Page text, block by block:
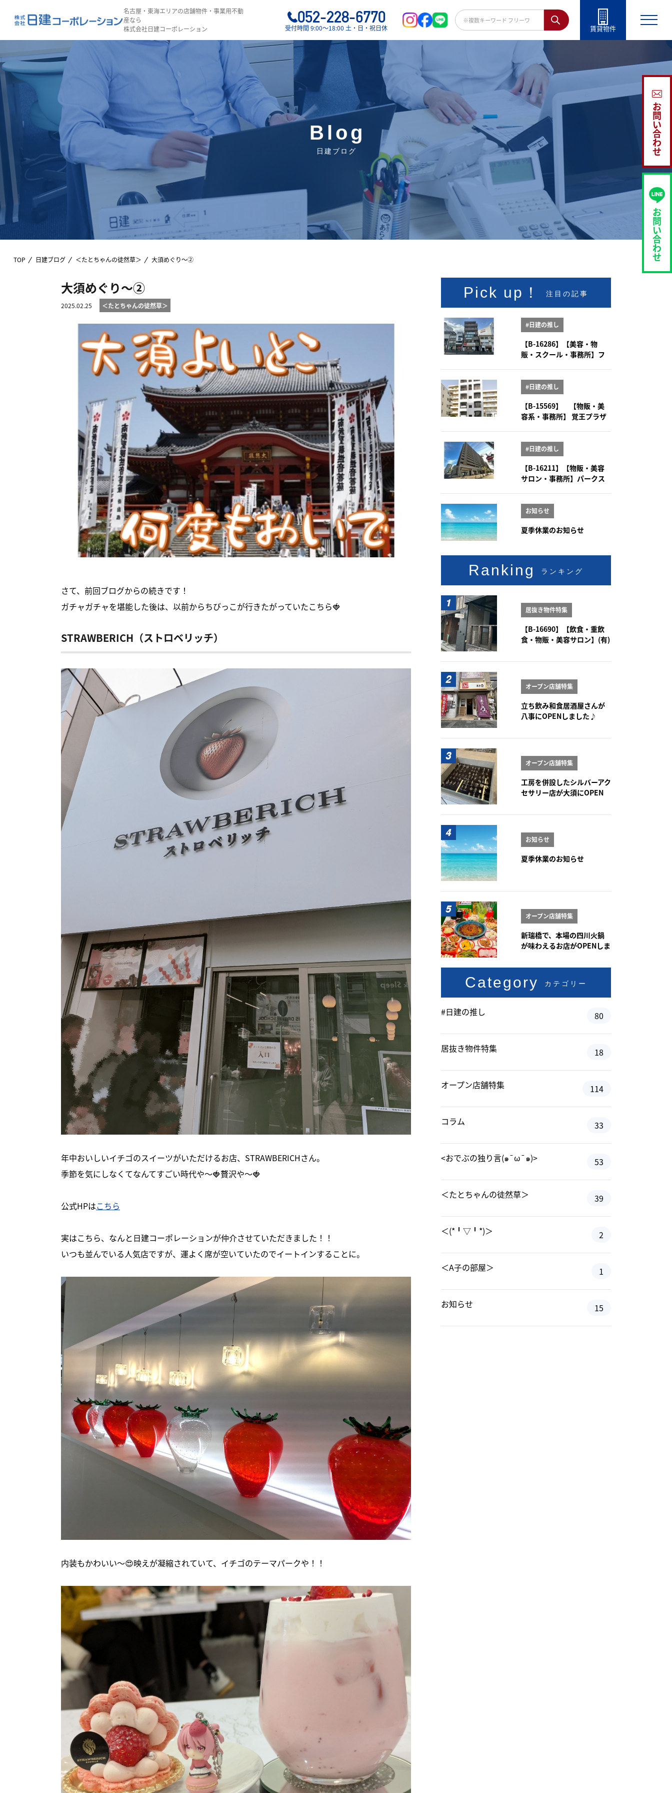
名古屋・東海エリアの店舗物件・事業用不動
産なら
株式会社日建コーポレーション
052-228-6770
受付時間 9:00〜18:00 土・日・祝日休 賃貸物件
お
問
い
合
わ
せ
お
問
い
合
わ
せ
Blog
日建ブログ
TOP 日建ブログ ＜たとちゃんの徒然草＞ 大須めぐり～②
大須めぐり～②
2025.02.25 ＜たとちゃんの徒然草＞
さて、前回ブログからの続きです！
ガチャガチャを堪能した後は、以前からちびっこが行きたがっていたこちら🍓
STRAWBERICH（ストロベリッチ）
年中おいしいイチゴのスイーツがいただけるお店、STRAWBERICHさん。
季節を気にしなくてなんてすごい時代や～🍓贅沢や～🍓
公式HPはこちら
実はこちら、なんと日建コーポレーションが仲介させていただきました！！
いつも並んでいる人気店ですが、運よく席が空いていたのでイートインすることに。
内装もかわいい～😍映えが凝縮されていて、イチゴのテーマパークや！！
Pick up！ 注目の記事
#日建の推し
【B-16286】【美容・物
販・スクール・事務所】フ
#日建の推し
【B-15569】 【物販・美
容系・事務所】 覚王プラザ
#日建の推し
【B-16211】【物販・美容
サロン・事務所】パークス
お知らせ
夏季休業のお知らせ
Ranking ランキング
居抜き物件特集
【B-16690】【飲食・重飲
食・物販・美容サロン】(有)
オープン店舗特集
立ち飲み和食居酒屋さんが
八事にOPENしました♪
オープン店舗特集
工房を併設したシルバーアク
セサリー店が大須にOPEN
お知らせ
夏季休業のお知らせ
オープン店舗特集
新瑞橋で、本場の四川火鍋
が味わえるお店がOPENしま
Category カテゴリー
#日建の推し 80
居抜き物件特集 18
オープン店舗特集 114
コラム 33
<おでぶの独り言(๑¯ω¯๑)> 53
＜たとちゃんの徒然草＞ 39
＜(*╹▽╹*)＞ 2
＜A子の部屋＞ 1
お知らせ 15